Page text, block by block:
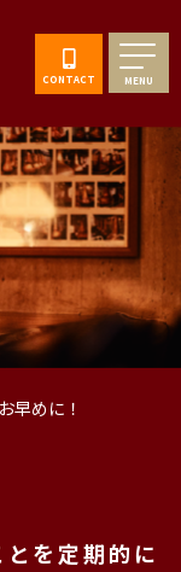
CONTACT MENU
早めに！
を定期的に